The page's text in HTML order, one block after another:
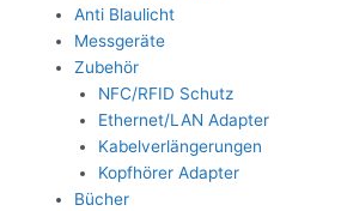
Anti Blaulicht
Messgeräte
Zubehör
NFC/RFID Schutz
Ethernet/LAN Adapter
Kabelverlängerungen
Kopfhörer Adapter
Bücher